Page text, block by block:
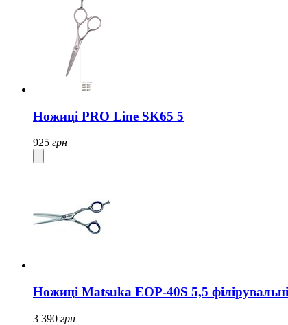
Ножиці PRO Line SK65 5
925 грн
Ножиці Matsuka EOP-40S 5,5 філірувальні
3 390 грн